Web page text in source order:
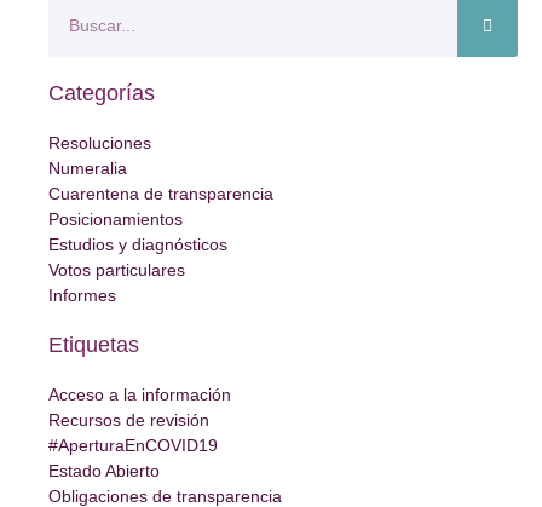
Categorías
Resoluciones
Numeralia
Cuarentena de transparencia
Posicionamientos
Estudios y diagnósticos
Votos particulares
Informes
Etiquetas
Acceso a la información
Recursos de revisión
#AperturaEnCOVID19
Estado Abierto
Obligaciones de transparencia